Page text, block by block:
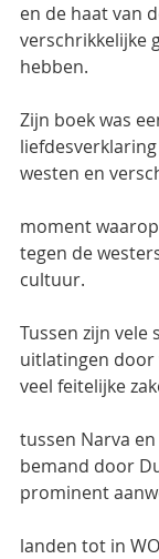
en de haat van
verschrikkelijke
hebben.
Zijn boek was
westen en
moment
tegen de
cultuur.
Tussen zijn vele
uitlatingen door
veel feitelijke
tussen Narva
bemand door
prominent
landen tot in